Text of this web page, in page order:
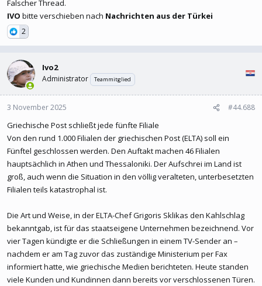
Falscher Thread.
IVO bitte verschieben nach Nachrichten aus der Türkei
2
Ivo2
Administrator Teammitglied
3 November 2025 #44.688
Griechische Post schließt jede fünfte Filiale
Von den rund 1.000 Filialen der griechischen Post (ELTA) soll ein
Fünftel geschlossen werden. Den Auftakt machen 46 Filialen
hauptsächlich in Athen und Thessaloniki. Der Aufschrei im Land ist
groß, auch wenn die Situation in den völlig veralteten, unterbesetzten
Filialen teils katastrophal ist.
Die Art und Weise, in der ELTA-Chef Grigoris Sklikas den Kahlschlag
bekanntgab, ist für das staatseigene Unternehmen bezeichnend. Vor
vier Tagen kündigte er die Schließungen in einem TV-Sender an –
nachdem er am Tag zuvor das zuständige Ministerium per Fax
informiert hatte, wie griechische Medien berichteten. Heute standen
viele Kunden und Kundinnen dann bereits vor verschlossenen Türen.